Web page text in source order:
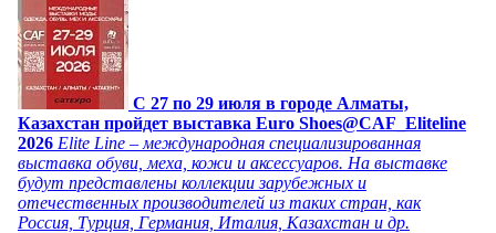
C 27 по 29 июля в городе Алматы,
Казахстан пройдет выставка Euro Shoes@CAF_Eliteline
2026 Elite Line – международная специализированная
выставка обуви, меха, кожи и аксессуаров. На выставке
будут представлены коллекции зарубежных и
отечественных производителей из таких стран, как
Россия, Турция, Германия, Италия, Казахстан и др.